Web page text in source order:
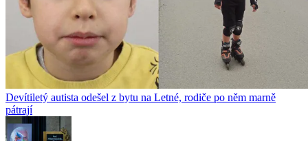
Devítiletý autista odešel z bytu na Letné, rodiče po něm marně
pátrají